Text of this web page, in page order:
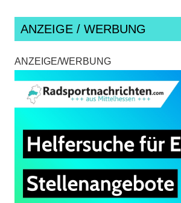
ANZEIGE / WERBUNG
ANZEIGE/WERBUNG